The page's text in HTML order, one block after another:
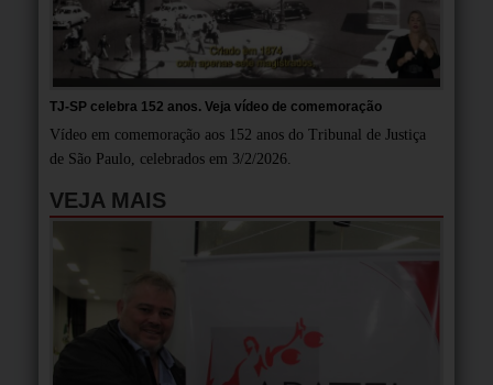
TJ-SP celebra 152 anos. Veja vídeo de comemoração
Vídeo em comemoração aos 152 anos do Tribunal de Justiça
de São Paulo, celebrados em 3/2/2026.
VEJA MAIS